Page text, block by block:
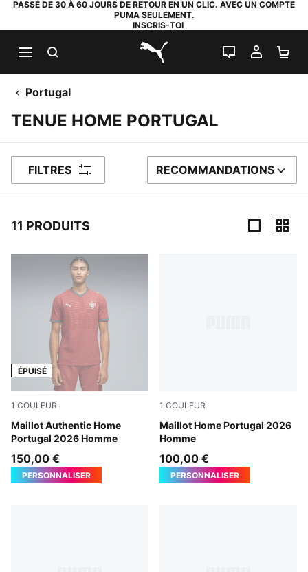
PASSE DE 30 À 60 JOURS DE RETOUR EN UN CLIC. AVEC UN COMPTE
PUMA SEULEMENT.
INSCRIS-TOI
PUMA.com
LIVE CHAT
MON
Portugal
TENUE HOME PORTUGAL
FILTRES TRIER PAR
RECOMMANDATIONS
11 PRODUITS
11 PRODUITS
ÉPUISÉ
1 COULEUR
Maillot Authentic Home
Portugal 2026 Homme
Club Red-Green Lagoon
150,00 €
PERSONNALISER
1 COULEUR
Maillot Home Portugal 2026
Homme
Club Red-Green Lagoon
100,00 €
PERSONNALISER